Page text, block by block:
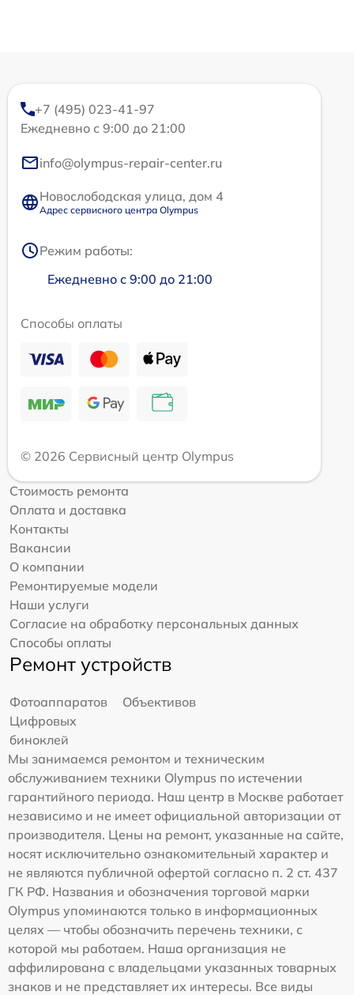
+7 (495) 023-41-97
Ежедневно с 9:00 до 21:00
info@olympus-repair-center.ru
Новослободская улица, дом 4
Адрес сервисного центра Olympus
Режим работы:
Ежедневно с 9:00 до 21:00
Способы оплаты
© 2026 Сервисный центр Olympus
Стоимость ремонта
Оплата и доставка
Контакты
Вакансии
О компании
Ремонтируемые модели
Наши услуги
Согласие на обработку персональных данных
Способы оплаты
Ремонт устройств
Фотоаппаратов
Объективов
Цифровых
биноклей
Мы занимаемся ремонтом и техническим
обслуживанием техники Olympus по истечении
гарантийного периода. Наш центр в Москве работает
независимо и не имеет официальной авторизации от
производителя. Цены на ремонт, указанные на сайте,
носят исключительно ознакомительный характер и
не являются публичной офертой согласно п. 2 ст. 437
ГК РФ. Названия и обозначения торговой марки
Olympus упоминаются только в информационных
целях — чтобы обозначить перечень техники, с
которой мы работаем. Наша организация не
аффилирована с владельцами указанных товарных
знаков и не представляет их интересы. Все виды